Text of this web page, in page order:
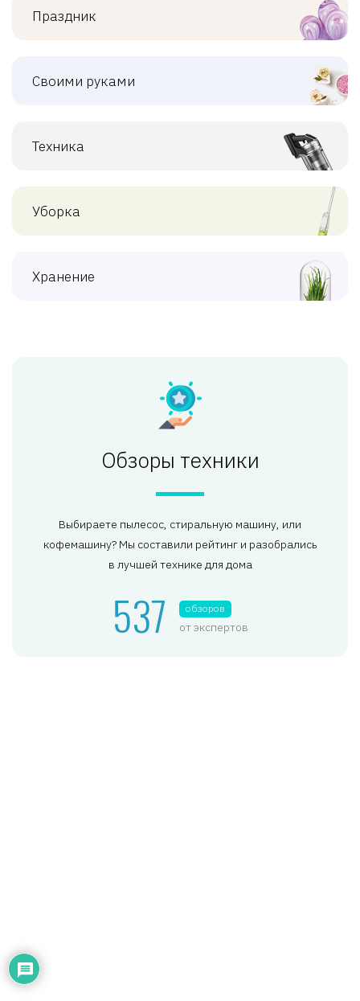
Праздник
Своими руками
Техника
Уборка
Хранение
Обзоры техники
Выбираете пылесос, стиральную машину, или
кофемашину? Мы составили рейтинг и разобрались
в лучшей технике для дома
537 обзоров
от экспертов